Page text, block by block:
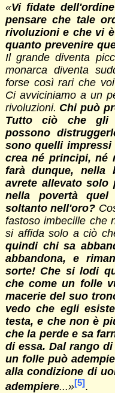
«Vi fidate
pensare che tale
rivoluzioni e che vi
quanto prevenire
Il grande diventa
monarca diventa
forse così rari che
Ci avviciniamo a un
rivoluzioni. Chi può
Tutto ciò che gli
possono
sono quelli impressi
crea né principi, né
farà dunque, nella
avrete allevato solo
nella povertà
soltanto nell'oro?
fastoso imbecille che
si affida solo a ciò
quindi chi sa
abbandona, e
sorte! Che si lodi
che come un folle
macerie del suo
vedo che egli
testa, e che non è
che la perde e sa
di essa. Dal rango
un folle può
alla condizione di
adempiere...»[5].